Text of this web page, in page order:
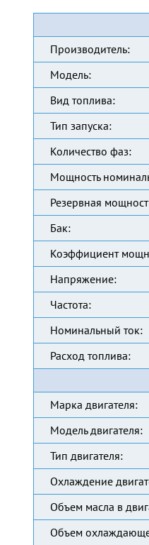
Производитель:
Модель:
Вид топлива:
Тип запуска:
Количество фаз:
Мощность
Резервная
Бак:
Коэффициент
Напряжение:
Частота:
Номинальный ток:
Расход топлива:
Марка двигателя:
Модель двигателя:
Тип двигателя:
Охлаждение
Объем масла в
Объем